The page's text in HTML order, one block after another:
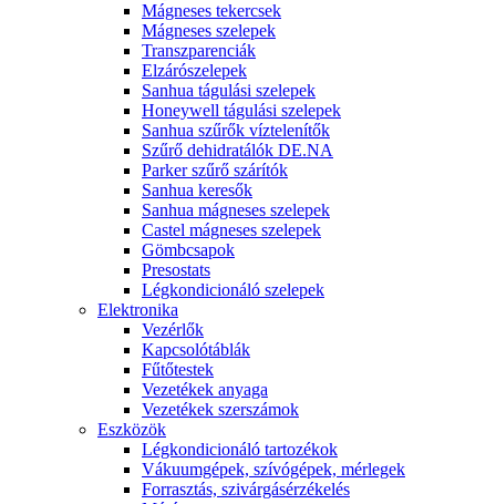
Mágneses tekercsek
Mágneses szelepek
Transzparenciák
Elzárószelepek
Sanhua tágulási szelepek
Honeywell tágulási szelepek
Sanhua szűrők víztelenítők
Szűrő dehidratálók DE.NA
Parker szűrő szárítók
Sanhua keresők
Sanhua mágneses szelepek
Castel mágneses szelepek
Gömbcsapok
Presostats
Légkondicionáló szelepek
Elektronika
Vezérlők
Kapcsolótáblák
Fűtőtestek
Vezetékek anyaga
Vezetékek szerszámok
Eszközök
Légkondicionáló tartozékok
Vákuumgépek, szívógépek, mérlegek
Forrasztás, szivárgásérzékelés